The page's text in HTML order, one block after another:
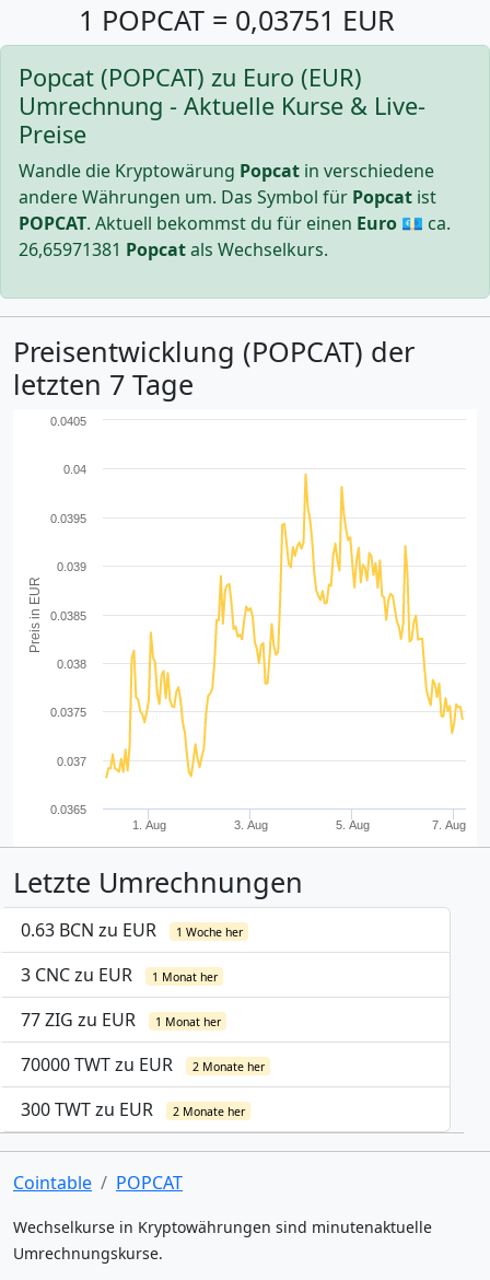
1 POPCAT = 0,03751 EUR
Popcat (POPCAT) zu Euro (EUR)
Umrechnung - Aktuelle Kurse & Live-
Preise
Wandle die Kryptowärung Popcat in verschiedene
andere Währungen um. Das Symbol für Popcat ist
POPCAT. Aktuell bekommst du für einen Euro 💶 ca.
26,65971381 Popcatals Wechselkurs.
Preisentwicklung (POPCAT) der
letzten 7 Tage
Preis in EUR
1. Aug 3. Aug 5. Aug 7. Aug
0.0365
0.037
0.0375
0.038
0.0385
0.039
0.0395
0.04
0.0405
Letzte Umrechnungen
0.63 BCN zu EUR 1 Woche her
3 CNC zu EUR 1 Monat her
77 ZIG zu EUR 1 Monat her
70000 TWT zu EUR 2 Monate her
300 TWT zu EUR 2 Monate her
Cointable POPCAT
Wechselkurse in Kryptowährungen sind minutenaktuelle
Umrechnungskurse.